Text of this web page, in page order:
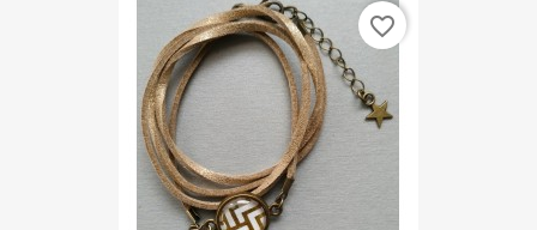
favorite_border